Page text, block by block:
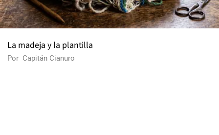
La madeja y la plantilla
Por Capitán Cianuro